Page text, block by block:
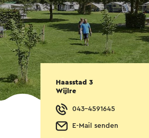
Haasstad 3
Wijlre
043-4591645
E-Mail senden